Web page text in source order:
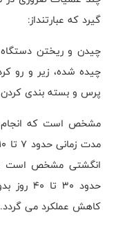
گیرد که عبارتنداز:
چیدن و ریختن
چیده شده، زیر و رو
پرس و بسته بندی کردن
مشخص است که انجام
انگشتی مشخص است
حدود
کاهش عملکرد می گردد.